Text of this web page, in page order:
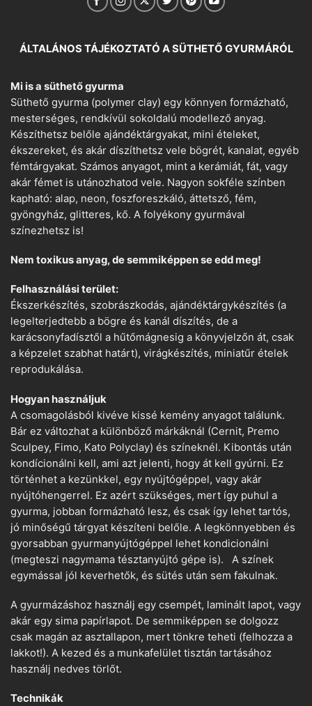
ÁLTALÁNOS TÁJÉKOZTATÓ A SÜTHETŐ GYURMÁRÓL
Mi is a süthető gyurma
Süthető gyurma (polymer clay) egy könnyen formázható,
mesterséges, rendkívül sokoldalú modellező anyag.
Készíthetsz belőle ajándéktárgyakat, mini ételeket,
ékszereket, és akár díszíthetsz vele bögrét, kanalat, egyéb
fémtárgyakat. Számos anyagot, mint a kerámiát, fát, vagy
akár fémet is utánozhatod vele. Nagyon sokféle színben
kapható: alap, neon, foszforeszkáló, áttetsző, fém,
gyöngyház, glitteres, kő. A folyékony gyurmával
színezhetsz is!
Nem toxikus anyag, de semmiképpen se edd meg!
Felhasználási terület:
Ékszerkészítés, szobrászkodás, ajándéktárgykészítés (a
legelterjedtebb a bögre és kanál díszítés, de a
karácsonyfadísztől a hűtőmágnesig a könyvjelzőn át, csak
a képzelet szabhat határt), virágkészítés, miniatűr ételek
reprodukálása.
Hogyan használjuk
A csomagolásból kivéve kissé kemény anyagot találunk.
Bár ez változhat a különböző márkáknál (Cernit, Premo
Sculpey, Fimo, Kato Polyclay) és színeknél. Kibontás után
kondícionálni kell, ami azt jelenti, hogy át kell gyúrni. Ez
történhet a kezünkkel, egy nyújtógéppel, vagy akár
nyújtóhengerrel. Ez azért szükséges, mert így puhul a
gyurma, jobban formázható lesz, és csak így lehet tartós,
jó minőségű tárgyat készíteni belőle. A legkönnyebben és
gyorsabban gyurmanyújtógéppel lehet kondicionálni
(megteszi nagymama tésztanyújtó gépe is). A színek
egymással jól keverhetők, és sütés után sem fakulnak.
A gyurmázáshoz használj egy csempét, laminált lapot, vagy
akár egy sima papírlapot. De semmiképpen se dolgozz
csak magán az asztallapon, mert tönkre teheti (felhozza a
lakkot!). A kezed és a munkafelület tisztán tartásához
használj nedves törlőt.
Technikák